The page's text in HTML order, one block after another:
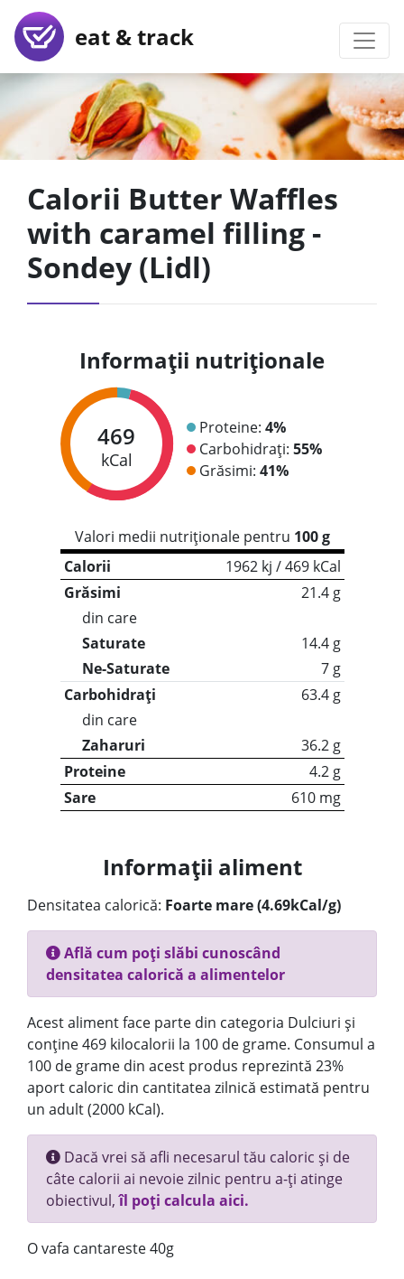
eat & track
Calorii Butter Waffles
with caramel filling -
Sondey (Lidl)
Informații nutriționale
469
kCal
Proteine: 4%
Carbohidrați: 55%
Grăsimi: 41%
Valori medii nutriționale pentru 100 g
Calorii
1962 kj / 469 kCal
Grăsimi
21.4 g
din care
Saturate
14.4 g
Ne-Saturate
7 g
Carbohidrați
63.4 g
din care
Zaharuri
36.2 g
Proteine
4.2 g
Sare
610 mg
Informații aliment
Densitatea calorică: Foarte mare (4.69kCal/g)
Află cum poți slăbi cunoscând
densitatea calorică a alimentelor
Acest aliment face parte din categoria Dulciuri și
conține 469 kilocalorii la 100 de grame. Consumul a
100 de grame din acest produs reprezintă 23%
aport caloric din cantitatea zilnică estimată pentru
un adult (2000 kCal).
Dacă vrei să afli necesarul tău caloric și de
câte calorii ai nevoie zilnic pentru a-ți atinge
obiectivul,îl poți calcula aici.
O vafa cantareste 40g